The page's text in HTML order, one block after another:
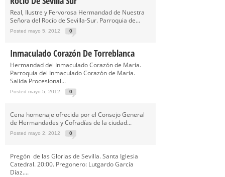
Real, Ilustre y Fervorosa Hermandad de Nuestra
Señora del Rocío de Sevilla-Sur. Parroquia de...
Posted mayo 5, 2012 0
Inmaculado Corazón De Torreblanca
Hermandad del Inmaculado Corazón de María.
Parroquia del Inmaculado Corazón de María.
Salida Procesional...
Posted mayo 5, 2012 0
Cena homenaje ofrecida por el Consejo General
de Hermandades y Cofradías de la ciudad...
Posted mayo 2, 2012 0
Pregón de las Glorias de Sevilla. Santa Iglesia
Catedral. 20:00. Pregonero: Lutgardo García
Díaz....